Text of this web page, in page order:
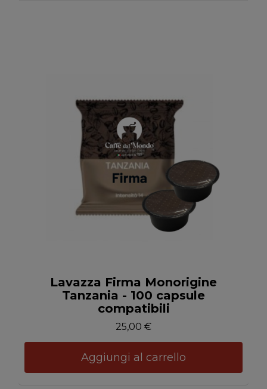
Anteprima
Lavazza Firma Monorigine
Tanzania - 100 capsule
compatibili
25,00 €
Aggiungi al carrello